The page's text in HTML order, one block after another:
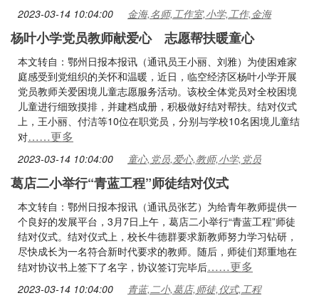
2023-03-14 10:04:00 金海,名师,工作室,小学,工作,金海
杨叶小学党员教师献爱心 志愿帮扶暖童心
本文转自：鄂州日报本报讯（通讯员王小丽、刘雅）为使困难家
庭感受到党组织的关怀和温暖，近日，临空经济区杨叶小学开展
党员教师关爱困境儿童志愿服务活动。该校全体党员对全校困境
儿童进行细致摸排，并建档成册，积极做好结对帮扶。结对仪式
上，王小丽、付洁等10位在职党员，分别与学校10名困境儿童结
对……更多
2023-03-14 10:04:00 童心,党员,爱心,教师,小学,党员
葛店二小举行“青蓝工程”师徒结对仪式
本文转自：鄂州日报本报讯（通讯员张艺）为给青年教师提供一
个良好的发展平台，3月7日上午，葛店二小举行“青蓝工程”师徒
结对仪式。结对仪式上，校长牛德群要求新教师努力学习钻研，
尽快成长为一名符合新时代要求的教师。随后，师徒们郑重地在
结对协议书上签下了名字，协议签订完毕后……更多
2023-03-14 10:04:00 青蓝,二小,葛店,师徒,仪式,工程